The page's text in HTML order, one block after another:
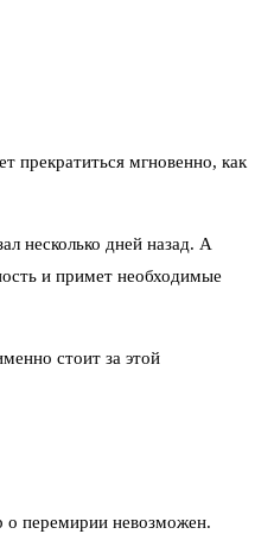
прекратиться мгновенно, как
несколько дней назад. А
и примет необходимые
стоит за этой
о перемирии невозможен.